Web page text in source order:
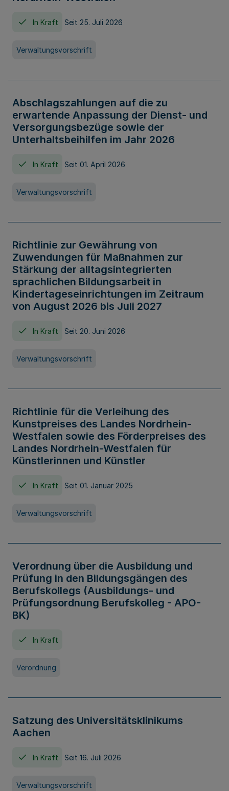
In Kraft Seit 25. Juli 2026
Verwaltungsvorschrift
Abschlagszahlungen auf die zu
erwartende Anpassung der Dienst- und
Versorgungsbezüge sowie der
Unterhaltsbeihilfen im Jahr 2026
In Kraft Seit 01. April 2026
Verwaltungsvorschrift
Richtlinie zur Gewährung von
Zuwendungen für Maßnahmen zur
Stärkung der alltagsintegrierten
sprachlichen Bildungsarbeit in
Kindertageseinrichtungen im Zeitraum
von August 2026 bis Juli 2027
In Kraft Seit 20. Juni 2026
Verwaltungsvorschrift
Richtlinie für die Verleihung des
Kunstpreises des Landes Nordrhein-
Westfalen sowie des Förderpreises des
Landes Nordrhein-Westfalen für
Künstlerinnen und Künstler
In Kraft Seit 01. Januar 2025
Verwaltungsvorschrift
Verordnung über die Ausbildung und
Prüfung in den Bildungsgängen des
Berufskollegs (Ausbildungs- und
Prüfungsordnung Berufskolleg - APO-
BK)
In Kraft
Verordnung
Satzung des Universitätsklinikums
Aachen
In Kraft Seit 16. Juli 2026
Verwaltungsvorschrift